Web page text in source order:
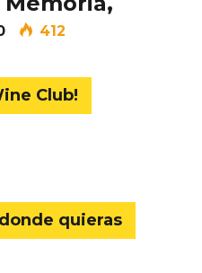
412
Club!
quieras